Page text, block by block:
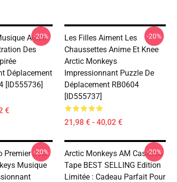
Arctic
Des
Déplacement
[ID555736]
€
-20%
Les Filles Aiment Les
Chaussettes Anime Et Knee
Arctic Monkeys
Impressionnant Puzzle De
Déplacement RB0604
[ID555737]
21,98 € - 40,02 €
-20%
Premier Jour
Musique
-20%
Arctic Monkeys AM Cassette
Tape BEST SELLING Edition
Limitée : Cadeau Parfait Pour
-20%